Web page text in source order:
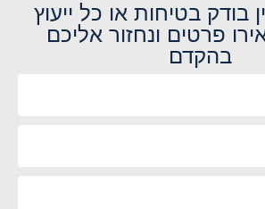
בודק בטיחות או כל ייעוץ
פרטים ונחזור אליכם
בהקדם